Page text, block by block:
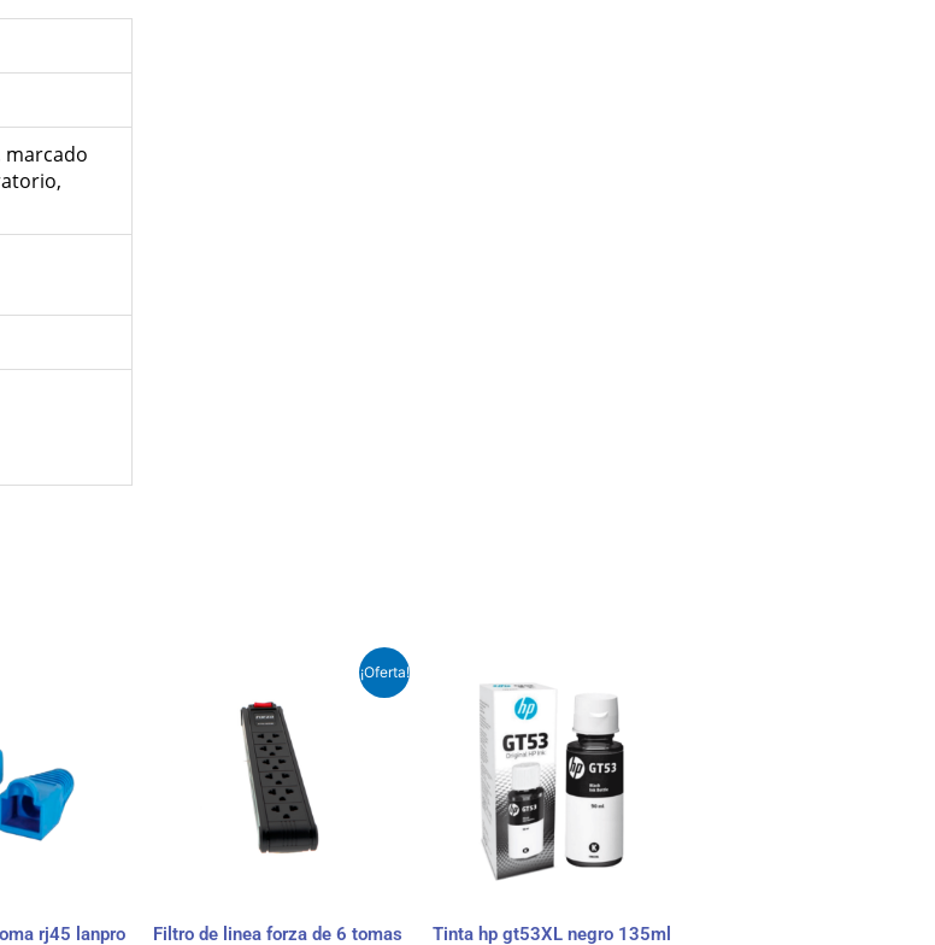
marcado
rj45 lanpro
¡Oferta!
Filtro de linea forza de 6 tomas
original
era:
₲ 71.000.
El
precio
actual
Tinta hp gt53XL negro 135ml